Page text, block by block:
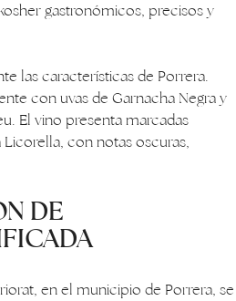
gastronómicos, precisos y
las características de Porrera.
con uvas de Garnacha Negra y
El vino presenta marcadas
con notas oscuras,
DE
en el municipio de Porrera, se